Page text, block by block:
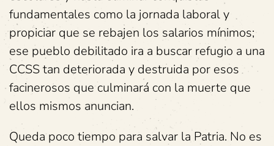
fundamentales como la jornada laboral y
propiciar que se rebajen los salarios mínimos;
ese pueblo debilitado ira a buscar refugio a una
CCSS tan deteriorada y destruida por esos
facinerosos que culminará con la muerte que
ellos mismos anuncian.
Queda poco tiempo para salvar la Patria. No es